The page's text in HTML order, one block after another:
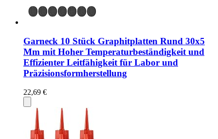
Garneck 10 Stück Graphitplatten Rund 30x5
Mm mit Hoher Temperaturbeständigkeit und
Effizienter Leitfähigkeit für Labor und
Präzisionsformherstellung
22,69 €